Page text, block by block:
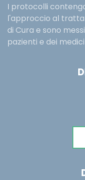
I protocolli
l'approccio al
di Cura e sono
pazienti e dei